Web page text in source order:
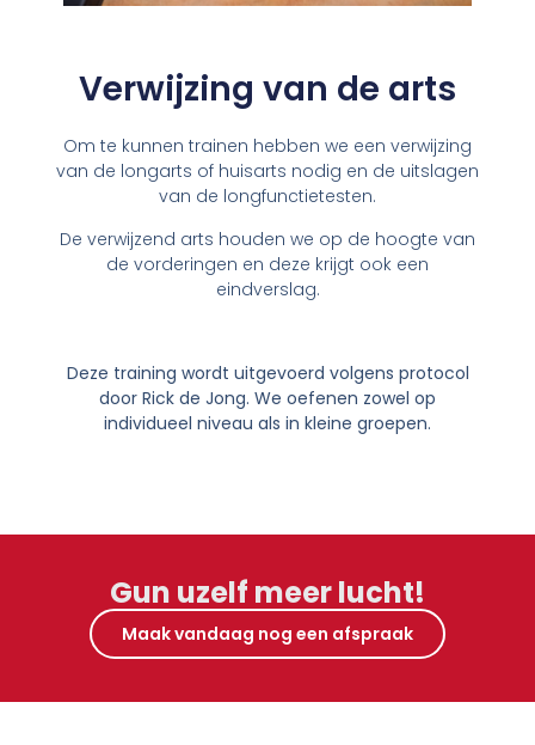
Verwijzing van de arts
Om te kunnen trainen hebben we een verwijzing
van de longarts of huisarts nodig en de uitslagen
van de longfunctietesten.
De verwijzend arts houden we op de hoogte van
de vorderingen en deze krijgt ook een
eindverslag.
Deze training wordt uitgevoerd volgens protocol
door Rick de Jong. We oefenen zowel op
individueel niveau als in kleine groepen.
Gun uzelf meer lucht!
Maak vandaag nog een afspraak